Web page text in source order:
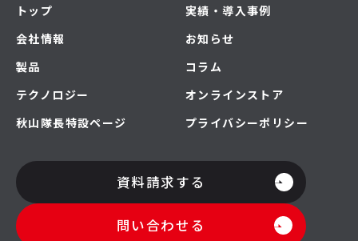
トップ
会社情報
製品
テクノロジー
秋山隊長特設ページ
実績・導入事例
お知らせ
コラム
オンラインストア
プライバシーポリシー
資料請求する
問い合わせる